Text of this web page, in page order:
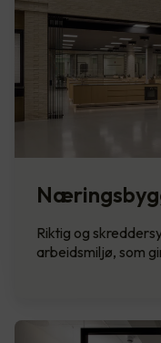
Riktig og
arbeidsmiljø, som